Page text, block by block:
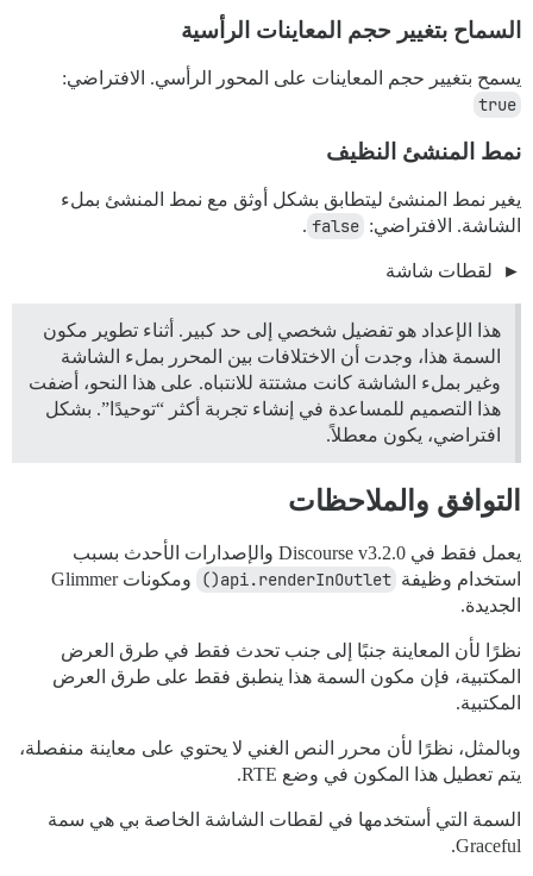
السماح بتغيير حجم المعاينات الرأسية
يسمح بتغيير حجم المعاينات على المحور الرأسي. الافتراضي:
true
نمط المنشئ النظيف
يغير نمط المنشئ ليتطابق بشكل أوثق مع نمط المنشئ بملء
الشاشة. الافتراضي: false
.
لقطات شاشة
هذا الإعداد هو تفضيل شخصي إلى حد كبير. أثناء تطوير مكون
السمة هذا، وجدت أن الاختلافات بين المحرر بملء الشاشة
وغير بملء الشاشة كانت مشتتة للانتباه. على هذا النحو، أضفت
هذا التصميم للمساعدة في إنشاء تجربة أكثر “توحيدًا”. بشكل
افتراضي، يكون معطلاً.
التوافق والملاحظات
يعمل فقط في Discourse v3.2.0 والإصدارات الأحدث بسبب
استخدام وظيفة api.renderInOutlet()
ومكونات Glimmer
الجديدة.
نظرًا لأن المعاينة جنبًا إلى جنب تحدث فقط في طرق العرض
المكتبية، فإن مكون السمة هذا ينطبق فقط على طرق العرض
المكتبية.
وبالمثل، نظرًا لأن محرر النص الغني لا يحتوي على معاينة منفصلة،
يتم تعطيل هذا المكون في وضع RTE.
السمة التي أستخدمها في لقطات الشاشة الخاصة بي هي سمة
Graceful.